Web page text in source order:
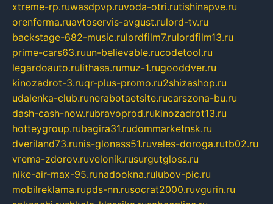
xtreme-rp.ruwasdpvp.ruvoda-otri.rutishinapve.ru
orenferma.ruavtoservis-avgust.rulord-tv.ru
backstage-682-music.rulordfilm7.rulordfilm13.ru
prime-cars63.ruun-believable.rucodetool.ru
legardoauto.rulithasa.rumuz-1.rugooddver.ru
kinozadrot-3.ruqr-plus-promo.ru2shizashop.ru
udalenka-club.runerabotaetsite.rucarszona-bu.ru
dash-cash-now.rubravoprod.rukinozadrot13.ru
hotteygroup.rubagira31.rudommarketnsk.ru
dveriland73.runis-glonass51.ruveles-doroga.rutb02.ru
vrema-zdorov.ruvelonik.rusurgutgloss.ru
nike-air-max-95.runadookna.rulubov-pic.ru
mobilreklama.rupds-nn.rusocrat2000.ruvgurin.ru